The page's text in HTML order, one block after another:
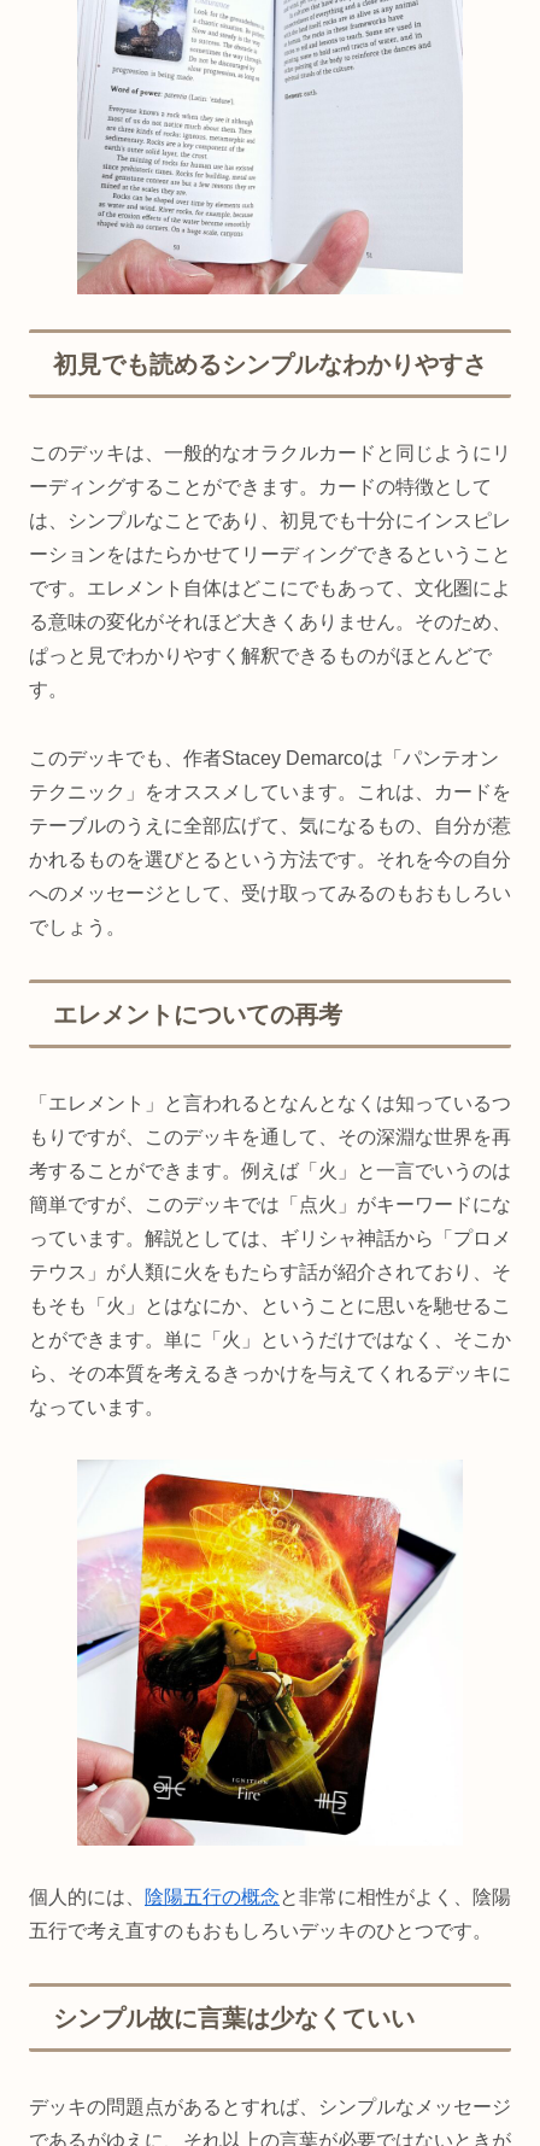
初見でも読めるシンプルなわかりやすさ
このデッキは、一般的なオラクルカードと同じようにリ
ーディングすることができます。カードの特徴として
は、シンプルなことであり、初見でも十分にインスピレ
ーションをはたらかせてリーディングできるということ
です。エレメント自体はどこにでもあって、文化圏によ
る意味の変化がそれほど大きくありません。そのため、
ぱっと見でわかりやすく解釈できるものがほとんどで
す。
このデッキでも、作者Stacey Demarcoは「パンテオン
テクニック」をオススメしています。これは、カードを
テーブルのうえに全部広げて、気になるもの、自分が惹
かれるものを選びとるという方法です。それを今の自分
へのメッセージとして、受け取ってみるのもおもしろい
でしょう。
エレメントについての再考
「エレメント」と言われるとなんとなくは知っているつ
もりですが、このデッキを通して、その深淵な世界を再
考することができます。例えば「火」と一言でいうのは
簡単ですが、このデッキでは「点火」がキーワードにな
っています。解説としては、ギリシャ神話から「プロメ
テウス」が人類に火をもたらす話が紹介されており、そ
もそも「火」とはなにか、ということに思いを馳せるこ
とができます。単に「火」というだけではなく、そこか
ら、その本質を考えるきっかけを与えてくれるデッキに
なっています。
個人的には、 陰陽五行の概念と非常に相性がよく、陰陽
五行で考え直すのもおもしろいデッキのひとつです。
シンプル故に言葉は少なくていい
デッキの問題点があるとすれば、シンプルなメッセージ
であるがゆえに、それ以上の言葉が必要ではないときが